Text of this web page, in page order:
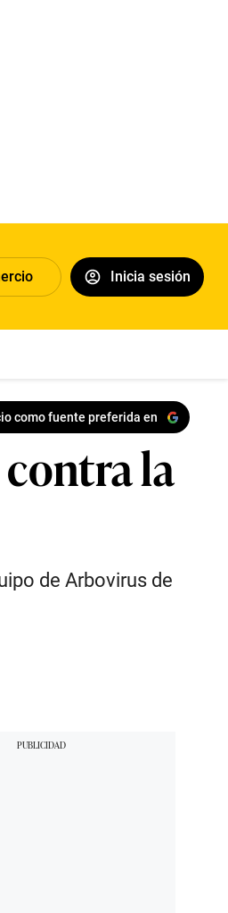
Inicia sesión
como fuente preferida en
contra la
de Arbovirus de